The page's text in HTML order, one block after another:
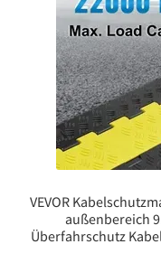
VEVOR
außenbereich
Überfahrschutz